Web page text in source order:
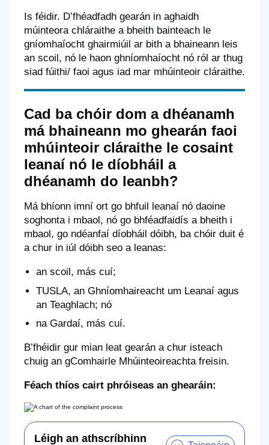
Is féidir. D’fhéadfadh gearán in aghaidh
múinteora chláraithe a bheith bainteach le
gníomhaíocht ghairmiúil ar bith a bhaineann leis
an scoil, nó le haon ghníomhaíocht nó ról ar thug
siad fúithi/ faoi agus iad mar mhúinteoir cláraithe.
Cad ba chóir dom a dhéanamh
má bhaineann mo ghearán faoi
mhúinteoir cláraithe le cosaint
leanaí nó le díobháil a
dhéanamh do leanbh?
Má bhíonn imní ort go bhfuil leanaí nó daoine
soghonta i mbaol, nó go bhféadfaidís a bheith i
mbaol, go ndéanfaí díobháil dóibh, ba chóir duit é
a chur in iúl dóibh seo a leanas:
an scoil, más cuí;
TUSLA, an Ghníomhaireacht um Leanaí agus
an Teaghlach; nó
na Gardaí, más cuí.
B’fhéidir gur mian leat gearán a chur isteach
chuig an gComhairle Mhúinteoireachta freisin.
Féach thíos cairt phróiseas an ghearáin:
Léigh an athscríbhinn